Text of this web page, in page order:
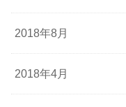
2018年8月
2018年4月